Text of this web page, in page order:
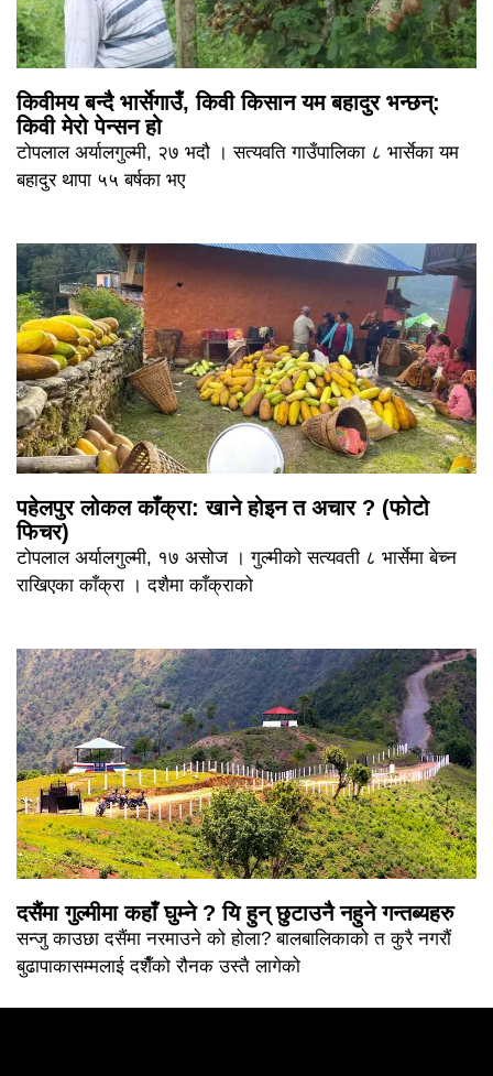
किवीमय बन्दै भार्सेगाउँ, किवी किसान यम बहादुर भन्छन्:
किवी मेरो पेन्सन हो
टोपलाल अर्यालगुल्मी, २७ भदौ । सत्यवति गाउँपालिका ८ भार्सेका यम
बहादुर थापा ५५ बर्षका भए
पहेलपुर लोकल काँक्रा: खाने होइन त अचार ? (फोटो
फिचर)
टोपलाल अर्यालगुल्मी, १७ असोज । गुल्मीको सत्यवती ८ भार्सेमा बेच्न
राखिएका काँक्रा । दशैमा काँक्राको
दसैंमा गुल्मीमा कहाँ घुम्ने ? यि हुन् छुटाउनै नहुने गन्तब्यहरु
सन्जु काउछा दसैंमा नरमाउने को होला? बालबालिकाको त कुरै नगरौं
बुढापाकासम्मलाई दशैँको रौनक उस्तै लागेको